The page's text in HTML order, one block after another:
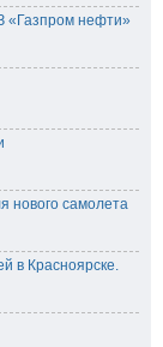
«Газпром нефти»
нового самолета
в Красноярске.